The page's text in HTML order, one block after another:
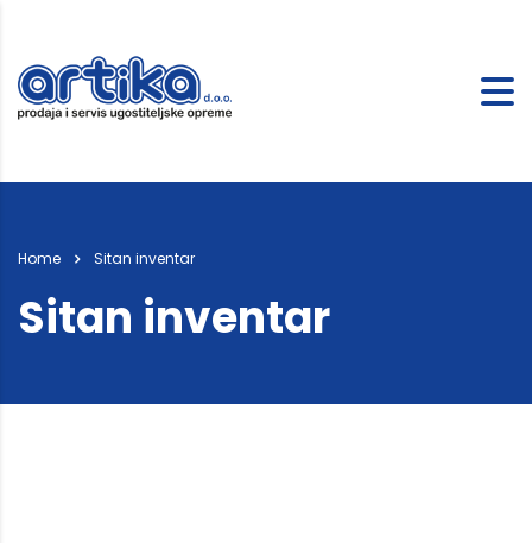
Home Sitan inventar
Sitan inventar